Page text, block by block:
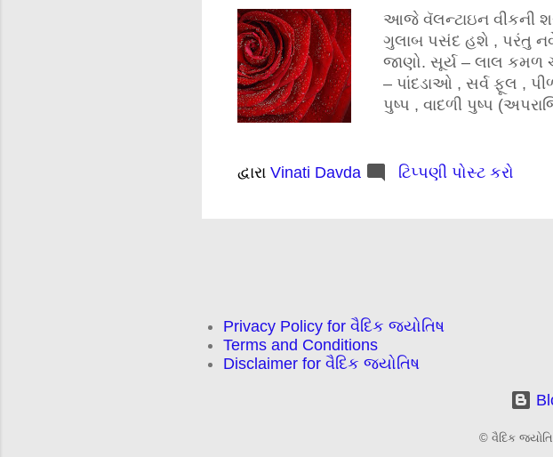
આજે વૅલન્ટાઇન વીકની
ગુલાબ પસંદ હશે , પરંતુ
જાણો. સૂર્ય – લાલ કમળ
– પાંદડાઓ , સર્વ ફૂલ ,
પુષ્પ , વાદળી પુષ્પ
દ્વારા Vinati Davda ટિપ્પણી પોસ્ટ કરો
Privacy Policy for વૈદિક જ્યોતિષ
Terms and Conditions
Disclaimer for વૈદિક જ્યોતિષ
© વૈદિક